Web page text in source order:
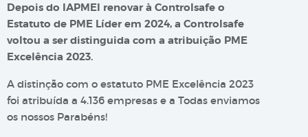
Depois do IAPMEI renovar à Controlsafe o
Estatuto de PME Líder em 2024, a Controlsafe
voltou a ser distinguida com a atribuição PME
Excelência 2023.
A distinção com o estatuto PME Excelência 2023
foi atribuída a 4.136 empresas e a Todas enviamos
os nossos Parabéns!